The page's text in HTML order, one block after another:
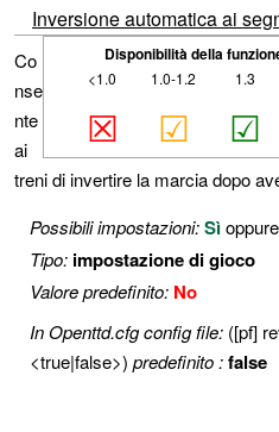
Inversione automatica ai
Disponibilità della
<1.0
☒
1.0-1.2
☑
1.3
☑
Co
nse
nte
ai
treni di invertire la marcia dopo
Possibili impostazioni:Sì oppure
Tipo: impostazione di gioco
Valore predefinito: No
In Openttd.cfg config file: ([pf]
<true|false>) predefinito :false